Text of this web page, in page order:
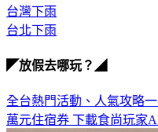
台灣下雨
台北下雨
◤放假去哪玩？◢
全台熱門活動、人氣攻略一
萬元住宿券 下載食尚玩家